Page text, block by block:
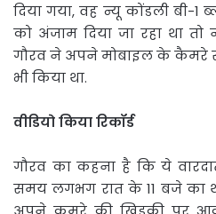
दिया गया, वह न्यू कोंडली बी-1
को अंजाम दिया जा रहा था
गौरव ने अपने मोबाइल के कैमरे से
भी किया था.
वीडियो किया रिकॉर्ड
गौरव का कहना है कि ये
समय लगभग रात के 11 बजे का